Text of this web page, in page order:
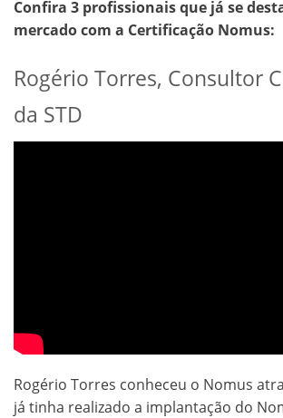
Confira 3 profissionais que já se
mercado com a Certificação Nomus:
Rogério Torres, Consultor
da STD
Rogério Torres conheceu o Nomus
já tinha realizado a implantação do